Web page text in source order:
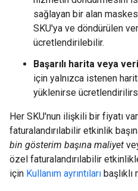
sağlayan bir alan
SKU'ya ve döndürülen
ücretlendirilebilir.
Başarılı harita veya
için yalnızca istenen
yüklenirse
Her SKU'nun ilişkili bir fiyatı
faturalandırılabilir etkinlik
bin gösterim başına maliyet
özel faturalandırılabilir
için Kullanım ayrıntıları